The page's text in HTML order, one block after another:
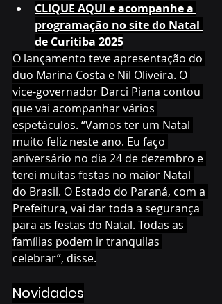
CLIQUE AQUI e acompanhe a
programação no site do Natal
de Curitiba 2025
O lançamento teve apresentação do
duo Marina Costa e Nil Oliveira. O
vice-governador Darci Piana contou
que vai acompanhar vários
espetáculos. “Vamos ter um Natal
muito feliz neste ano. Eu faço
aniversário no dia 24 de dezembro e
terei muitas festas no maior Natal
do Brasil. O Estado do Paraná, com a
Prefeitura, vai dar toda a segurança
para as festas do Natal. Todas as
famílias podem ir tranquilas
celebrar”, disse.
Novidades